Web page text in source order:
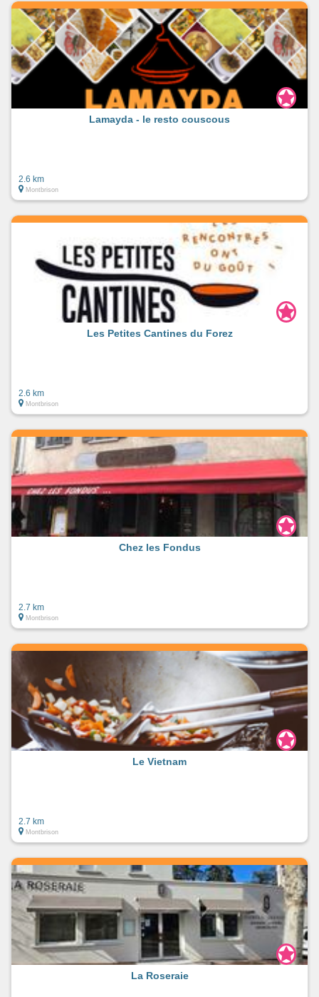
Lamayda - le resto couscous
2.6 km
Montbrison
Les Petites Cantines du Forez
2.6 km
Montbrison
Chez les Fondus
2.7 km
Montbrison
Le Vietnam
2.7 km
Montbrison
La Roseraie